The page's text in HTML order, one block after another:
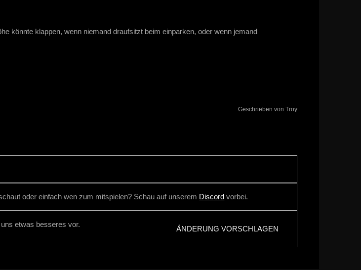
könnte klappen, wenn niemand draufsitzt beim einparken, oder wenn jemand
Geschrieben von Troy
oder einfach wen zum mitspielen? Schau auf unserem Discord vorbei.
ÄNDERUNG VORSCHLAGEN
etwas besseres vor.